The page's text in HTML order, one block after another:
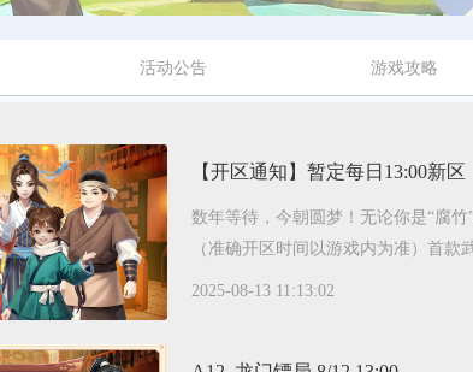
活动公告 游戏攻略
【开区通知】暂定每日13:00新区
数年等待，今朝圆梦！无论你是“腐
（准确开区时间以游戏内为准）首
2025-08-13 11:13:02